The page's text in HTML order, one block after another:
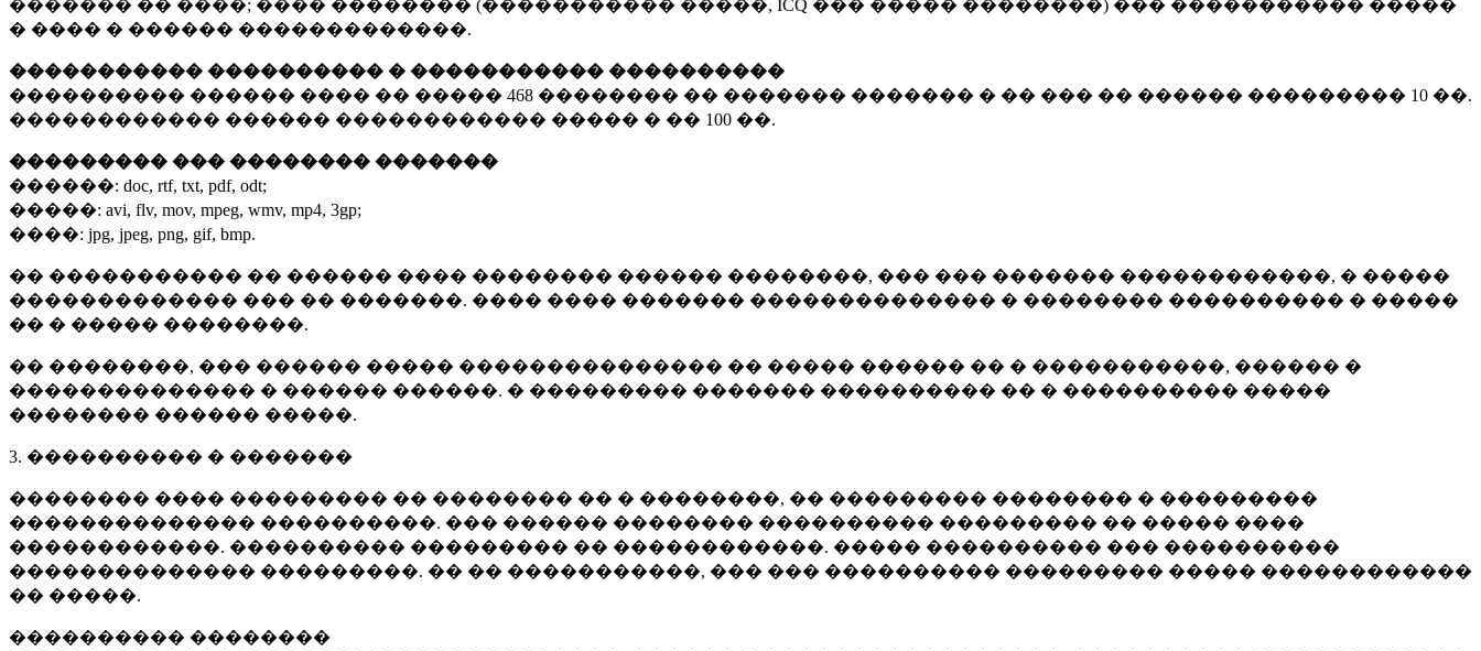
������� �� ����; ���� �������� (����������� �����, ICQ ��� ����� ��������) ��� ����������� �����
� ���� � ������ �������������.
����������� ���������� � ����������� ����������
���������� ������ ���� �� ����� 468 �������� �� ������� ������� � �� ��� �� ������ ��������� 10 ��.
������������ ������ ������������ ����� � �� 100 ��.
��������� ��� �������� �������
������: doc, rtf, txt, pdf, odt;
�����: avi, flv, mov, mpeg, wmv, mp4, 3gp;
����: jpg, jpeg, png, gif, bmp.
�� ����������� �� ������ ���� �������� ������ ��������, ��� ��� ������� ������������, � �����
������������� ��� �� �������. ���� ���� ������� �������������� � �������� ���������� � �����
�� � ����� ��������.
�� ��������, ��� ������ ����� ��������������� �� ����� ������ �� � �����������, ������ �
�������������� � ������ ������. � ��������� ������� ���������� �� � ���������� �����
�������� ������ �����.
3. ���������� � �������
�������� ���� ��������� �� �������� �� � ��������, �� ��������� �������� � ���������
�������������� ����������. ��� ������ �������� ���������� ��������� �� ����� ����
������������. ���������� ��������� �� ������������. ����� ���������� ��� ����������
�������������� ���������. �� �� �����������, ��� ��� ���������� ��������� ����� ������������
�� �����.
���������� ��������